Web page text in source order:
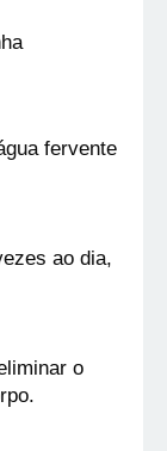
fervente
ao dia,
o